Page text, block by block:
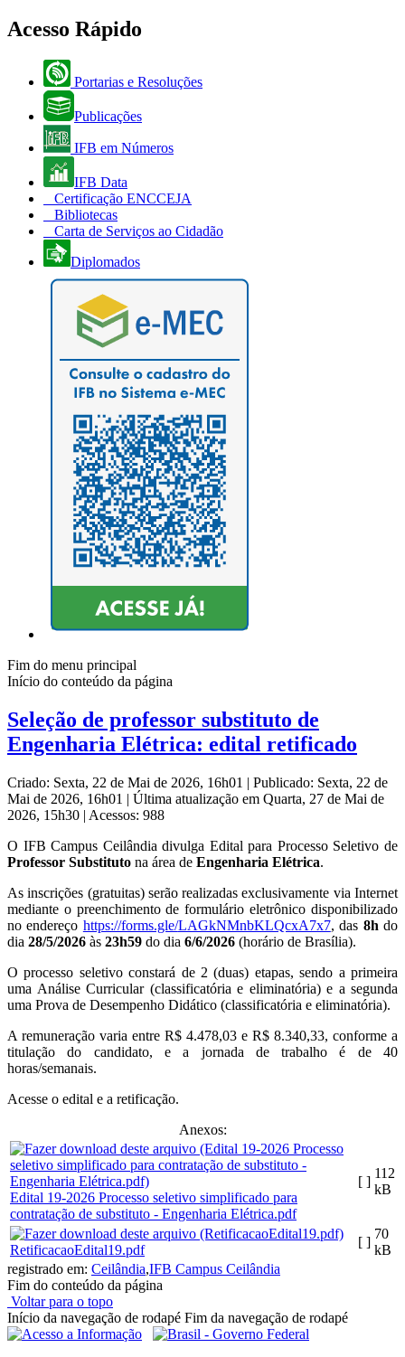
Acesso Rápido
Portarias e Resoluções
Publicações
IFB em Números
IFB Data
Certificação ENCCEJA
Bibliotecas
Carta de Serviços ao Cidadão
Diplomados
Fim do menu principal
Início do conteúdo da página
Seleção de professor substituto de
Engenharia Elétrica: edital retificado
Criado: Sexta, 22 de Mai de 2026, 16h01 | Publicado: Sexta, 22 de
Mai de 2026, 16h01 | Última atualização em Quarta, 27 de Mai de
2026, 15h30 | Acessos: 988
O IFB Campus Ceilândia divulga Edital para Processo Seletivo de
Professor Substituto na área de Engenharia Elétrica.
As inscrições (gratuitas) serão realizadas exclusivamente via Internet
mediante o preenchimento de formulário eletrônico disponibilizado
no endereço https://forms.gle/LAGkNMnbKLQcxA7x7, das 8h do
dia 28/5/2026 às 23h59 do dia 6/6/2026 (horário de Brasília).
O processo seletivo constará de 2 (duas) etapas, sendo a primeira
uma Análise Curricular (classificatória e eliminatória) e a segunda
uma Prova de Desempenho Didático (classificatória e eliminatória).
A remuneração varia entre R$ 4.478,03 e R$ 8.340,33, conforme a
titulação do candidato, e a jornada de trabalho é de 40
horas/semanais.
Acesse o edital e a retificação.
Anexos:
Edital 19-2026 Processo seletivo simplificado para
contratação de substituto - Engenharia Elétrica.pdf
[ ]
112
kB
RetificacaoEdital19.pdf
[ ]
70
kB
registrado em: Ceilândia,IFB Campus Ceilândia
Fim do conteúdo da página
Voltar para o topo
Início da navegação de rodapé Fim da navegação de rodapé